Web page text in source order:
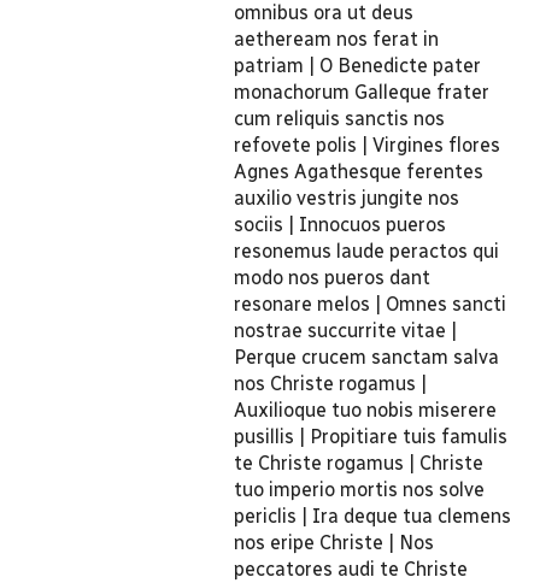
omnibus ora ut deus
aetheream nos ferat in
patriam | O Benedicte pater
monachorum Galleque frater
cum reliquis sanctis nos
refovete polis | Virgines flores
Agnes Agathesque ferentes
auxilio vestris jungite nos
sociis | Innocuos pueros
resonemus laude peractos qui
modo nos pueros dant
resonare melos | Omnes sancti
nostrae succurrite vitae |
Perque crucem sanctam salva
nos Christe rogamus |
Auxilioque tuo nobis miserere
pusillis | Propitiare tuis famulis
te Christe rogamus | Christe
tuo imperio mortis nos solve
periclis | Ira deque tua clemens
nos eripe Christe | Nos
peccatores audi te Christe